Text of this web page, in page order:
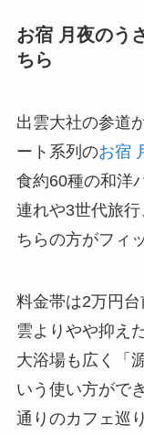
お宿 月夜のう
ちら
出雲大社の参道
ート系列のお宿
食約60種の和洋
連れや3世代旅
ちらの方がフィ
料金帯は2万円
雲よりやや抑え
大浴場も広く「
いう使い方がで
通りのカフェ巡